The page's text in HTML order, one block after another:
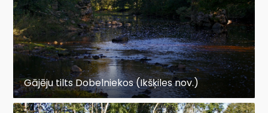
Gājēju tilts Dobelniekos (Ikšķiles nov.)